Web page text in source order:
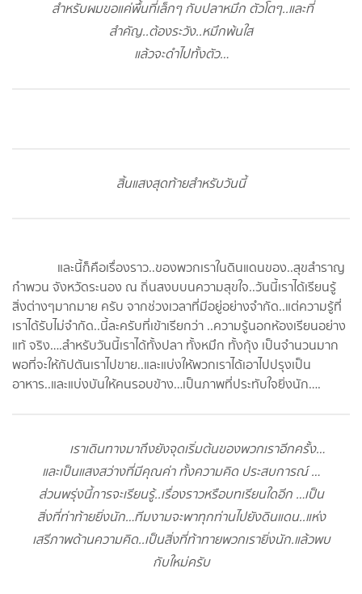
สำหรับผมขอแค่พื้นที่เล็กๆ กับปลาหมึก ตัวโตๆ..และที่
สำคัญ..ต้องระวัง..หมึกพ้นใส
แล้วจะดำไปทั้งตัว…
สิ้นแสงสุดท้ายสำหรับวันนี้
และนี้ก็คือเรื่องราว..ของพวกเราในดินแดนของ..สุขสำราญ
กำพวน จังหวัดระนอง ณ ถิ่นสงบบนความสุขใจ..วันนี้เราได้เรียนรู้
สิ่งต่างๆมากมาย ครับ จากช่วงเวลาที่มีอยู่อย่างจำกัด..แต่ความรู้ที่
เราได้รับไม่จำกัด..นี้ละครับที่เข้าเรียกว่า ..ความรู้นอกห้องเรียนอย่าง
แท้ จริง….สำหรับวันนี้เราได้ทั้งปลา ทั้งหมึก ทั้งกุ้ง เป็นจำนวนมาก
พอที่จะให้กัปตันเราไปขาย..และแบ่งให้พวกเราได้เอาไปปรุงเป็น
อาหาร..และแบ่งบันให้คนรอบข้าง…เป็นภาพที่ประทับใจยิ่งนัก….
เราเดินทางมาถึงยังจุดเริ่มต้นของพวกเราอีกครั้ง…
และเป็นแสงสว่างที่มีคุณค่า ทั้งความคิด ประสบการณ์ …
ส่วนพรุ่งนี้การจะเรียนรู้..เรื่องราวหรือบทเรียนใดอีก …เป็น
สิ่งที่ท่าท้ายยิ่งนัก…ทีมงามจะพาทุกท่านไปยังดินแดน..แห่ง
เสรีภาพด้านความคิด..เป็นสิ่งที่ท้าทายพวกเรายิ่งนัก.แล้วพบ
กับใหม่ครับ